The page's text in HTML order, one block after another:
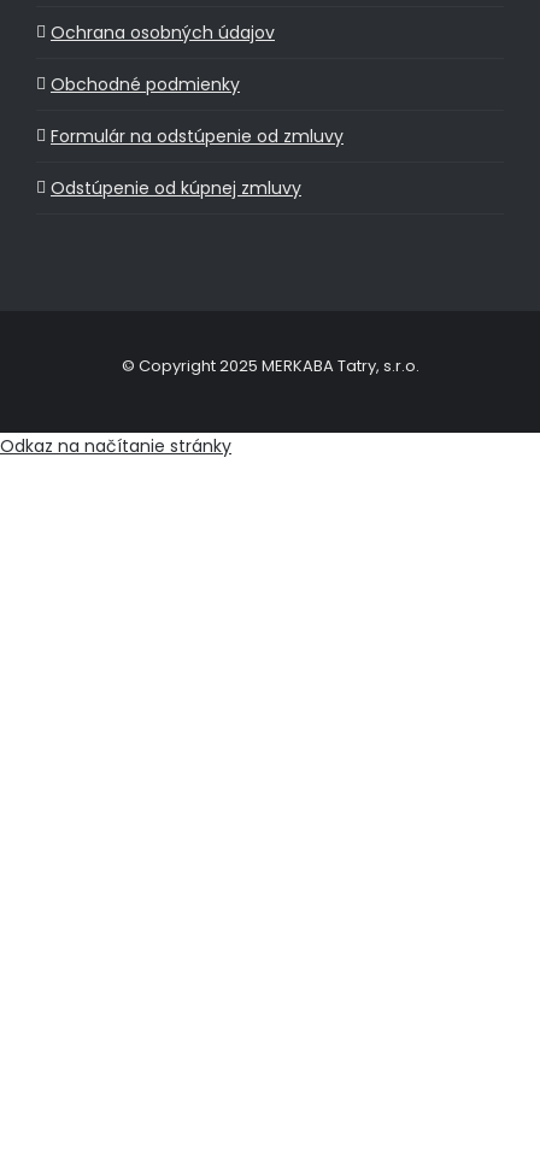
Ochrana osobných údajov
Obchodné podmienky
Formulár na odstúpenie od zmluvy
Odstúpenie od kúpnej zmluvy
© Copyright 2025 MERKABA Tatry, s.r.o.
Odkaz na načítanie stránky